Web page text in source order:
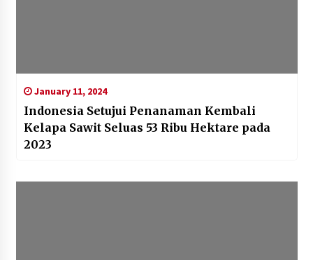
January 11, 2024
Indonesia Setujui Penanaman Kembali
Kelapa Sawit Seluas 53 Ribu Hektare pada
2023